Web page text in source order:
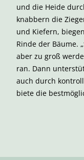
und die Heide
knabbern die
und Kiefern,
Rinde der Bäume.
aber zu groß
ran. Dann
auch durch
biete die